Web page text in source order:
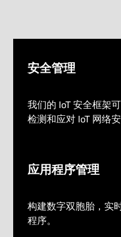
安全管理
我们的 IoT 安全框架
检测和应对 IoT 网络安
应用程序管理
构建数字双胞胎，实
程序。